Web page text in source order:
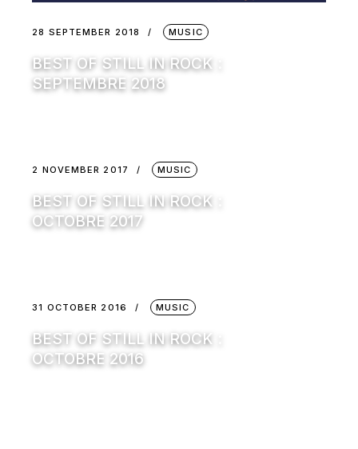
28 SEPTEMBER 2018 MUSIC
BEST OF STILL IN ROCK :
SEPTEMBRE 2018
2 NOVEMBER 2017 MUSIC
BEST OF STILL IN ROCK :
OCTOBRE 2017
31 OCTOBER 2016 MUSIC
BEST OF STILL IN ROCK :
OCTOBRE 2016